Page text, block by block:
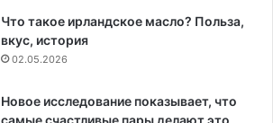
Что такое ирландское масло? Польза,
вкус, история
02.05.2026
Новое исследование показывает, что